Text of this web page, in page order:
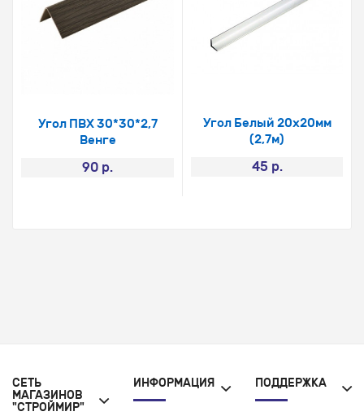
Угол ПВХ 30*30*2,7
Венге
90 р.
Угол Белый 20х20мм
(2,7м)
45 р.
СЕТЬ
МАГАЗИНОВ
"СТРОЙМИР"
ИНФОРМАЦИЯ ПОДДЕРЖКА